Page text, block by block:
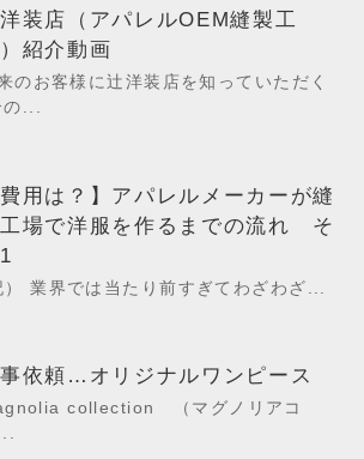
装店（アパレルOEM縫製工
紹介動画
のお客様に辻洋装店を知っていただく
...
費用は？】アパレルメーカーが縫
場で洋服を作るまでの流れ そ
） 業界では当たり前すぎてわざわざ...
依頼…オリジナルワンピース
collection （マグノリアコ